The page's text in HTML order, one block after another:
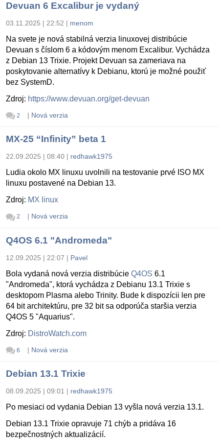
Devuan 6 Excalibur je vydaný
03.11.2025 | 22:52 | menom
Na svete je nová stabilná verzia linuxovej distribúcie
Devuan s číslom 6 a kódovým menom Excalibur. Vychádza
z Debian 13 Trixie. Projekt Devuan sa zameriava na
poskytovanie alternatívy k Debianu, ktorú je možné použiť
bez SystemD.
Zdroj: https://www.devuan.org/get-devuan
2 | Nová verzia
MX-25 “Infinity” beta 1
22.09.2025 | 08:40 | redhawk1975
Ludia okolo MX linuxu uvolnili na testovanie prvé ISO MX
linuxu postavené na Debian 13.
Zdroj: MX linux
2 | Nová verzia
Q4OS 6.1 "Andromeda"
12.09.2025 | 22:07 | Pavel
Bola vydaná nová verzia distribúcie Q4OS 6.1
"Andromeda", ktorá vychádza z Debianu 13.1 Trixie s
desktopom Plasma alebo Trinity. Bude k dispozícii len pre
64 bit architektúru, pre 32 bit sa odporúča staršia verzia
Q4OS 5 "Aquarius".
Zdroj: DistroWatch.com
6 | Nová verzia
Debian 13.1 Trixie
08.09.2025 | 09:01 | redhawk1975
Po mesiaci od vydania Debian 13 vyšla nová verzia 13.1.
Debian 13.1 Trixie opravuje 71 chýb a pridáva 16
bezpečnostných aktualizácií.